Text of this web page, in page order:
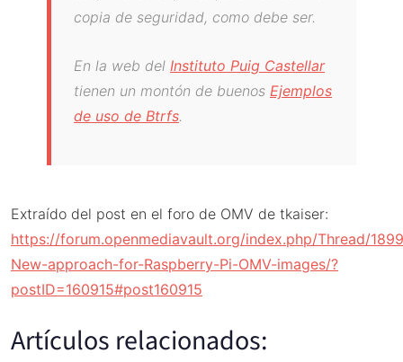
copia de seguridad, como debe ser.
En la web del Instituto Puig Castellar
tienen un montón de buenos Ejemplos
de uso de Btrfs.
Extraído del post en el foro de OMV de tkaiser:
https://forum.openmediavault.org/index.php/Thread/
New-approach-for-Raspberry-Pi-OMV-images/?
postID=160915#post160915
Artículos relacionados: